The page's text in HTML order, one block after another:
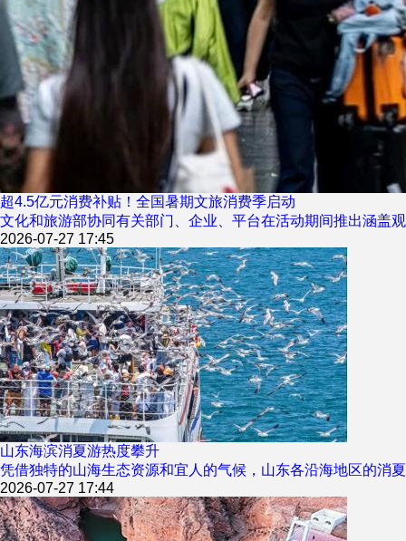
超4.5亿元消费补贴！全国暑期文旅消费季启动
文化和旅游部协同有关部门、企业、平台在活动期间推出涵盖
2026-07-27 17:45
山东海滨消夏游热度攀升
凭借独特的山海生态资源和宜人的气候，山东各沿海地区的消
2026-07-27 17:44